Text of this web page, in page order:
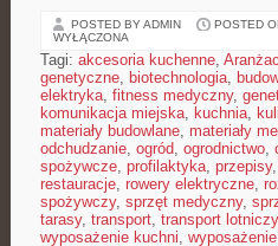
POSTED BY ADMIN POSTED
WYŁĄCZONA
Tagi: akcesoria kuchenne,
genetyczne, biotechnologia,
elektryka, fitness medyczny,
komunikacja miejska, kuchnia,
materiały budowlane, materiały
odchudzanie, ogród, ogrodnictwo,
spożywcze, profilaktyka, przepisy,
restauracje, rowery elektryczne,
spożywczy, sprzęt medyczny,
tarasy, transport, transport lotniczy
wyposażenie kuchni,